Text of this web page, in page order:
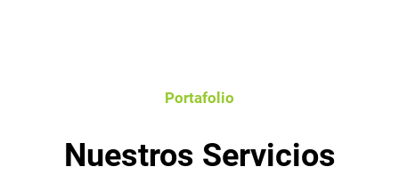
Portafolio
Nuestros Servicios